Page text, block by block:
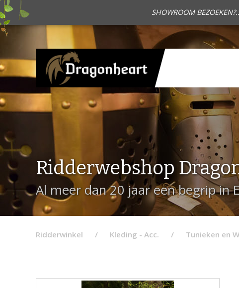
SHOWROOM
Ridderwebshop
Al meer dan 20 jaar een begrip in
Ridderwinkel Kleding - Acc. Tunieken en